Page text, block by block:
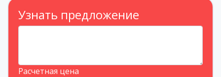
Узнать предложение
Расчетная цена